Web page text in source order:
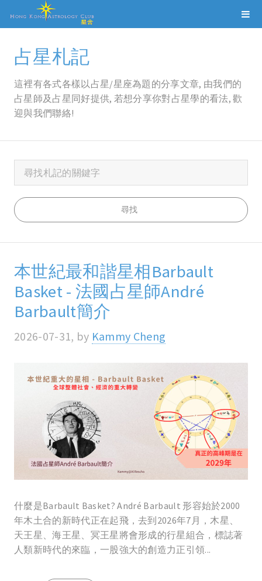
占星札記
這裡有各式各樣以占星/星座為題的分享文章, 由我們的
占星師及占星同好提供, 若想分享你對占星學的看法, 歡
迎與我們聯絡!
本世紀最和諧星相Barbault
Basket - 法國占星師André
Barbault簡介
2026-07-31, by Kammy Cheng
什麼是Barbault Basket? André Barbault 形容始於2000
年木土合的新時代正在起飛，去到2026年7月，木星、
天王星、海王星、冥王星將會形成的行星組合，標誌著
人類新時代的來臨，一股強大的創造力正引領...